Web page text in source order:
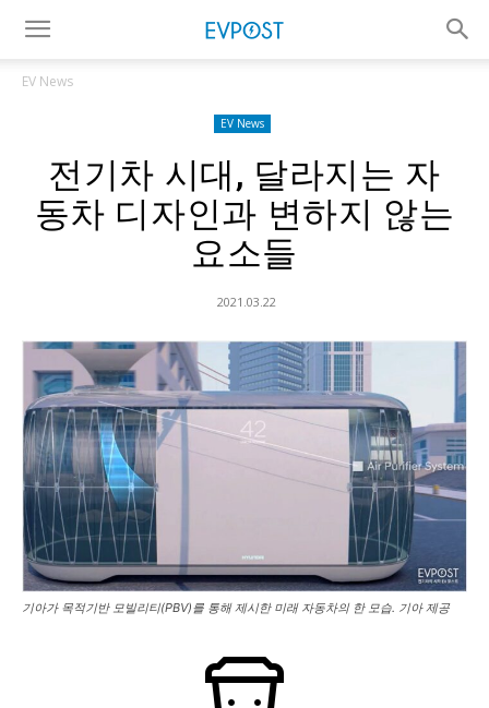
EV News
EV News
전기차 시대, 달라지는 자
동차 디자인과 변하지 않는
요소들
2021.03.22
기아가 목적기반 모빌리티(PBV)를 통해 제시한 미래 자동차의 한 모습. 기아 제공